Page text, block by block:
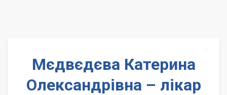
Мєдвєдєва Катерина
Олександрівна – лікар